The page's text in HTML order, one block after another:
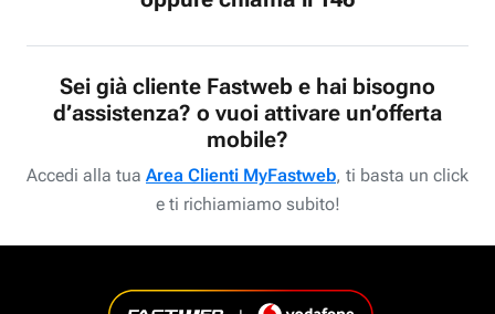
Sei già cliente Fastweb e hai bisogno
d’assistenza? o vuoi attivare un’offerta
mobile?
Accedi alla tua Area Clienti MyFastweb, ti basta un click
e ti richiamiamo subito!